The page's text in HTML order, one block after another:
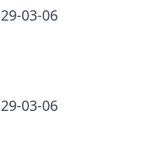
29-03-06
29-03-06